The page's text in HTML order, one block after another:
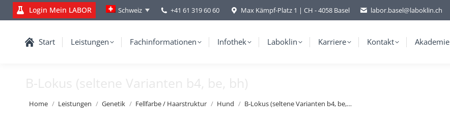
Login Mein LABOR Schweiz +41 61 319 60 60 Max Kämpf-Platz 1 | CH - 4058 Basel labor.basel@laboklin.ch
Start Leistungen Fachinformationen Infothek Laboklin Karriere Kontakt Akademie
B-Lokus (seltene Varianten b4, be, bh)
You are here:
Home Leistungen Genetik Fellfarbe / Haarstruktur Hund B-Lokus (seltene Varianten b4, be,…